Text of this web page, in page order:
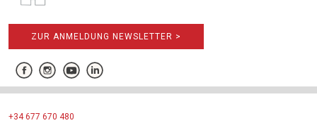
ZUR ANMELDUNG NEWSLETTER >
+34 677 670 480